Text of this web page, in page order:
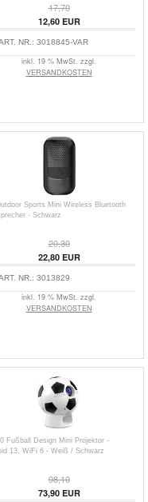
17,70
12,60EUR
NR.: 3018845-VAR
inkl. 19 % MwSt. zzgl.
VERSANDKOSTEN
Sports Mini Wireless Bluetooth
- Schwarz
20,30
22,80EUR
NR.: 3013829
inkl. 19 % MwSt. zzgl.
VERSANDKOSTEN
Fußball Design Mini Projektor -
13, WiFi 6 - Weiß / Schwarz
98,10
73,90EUR